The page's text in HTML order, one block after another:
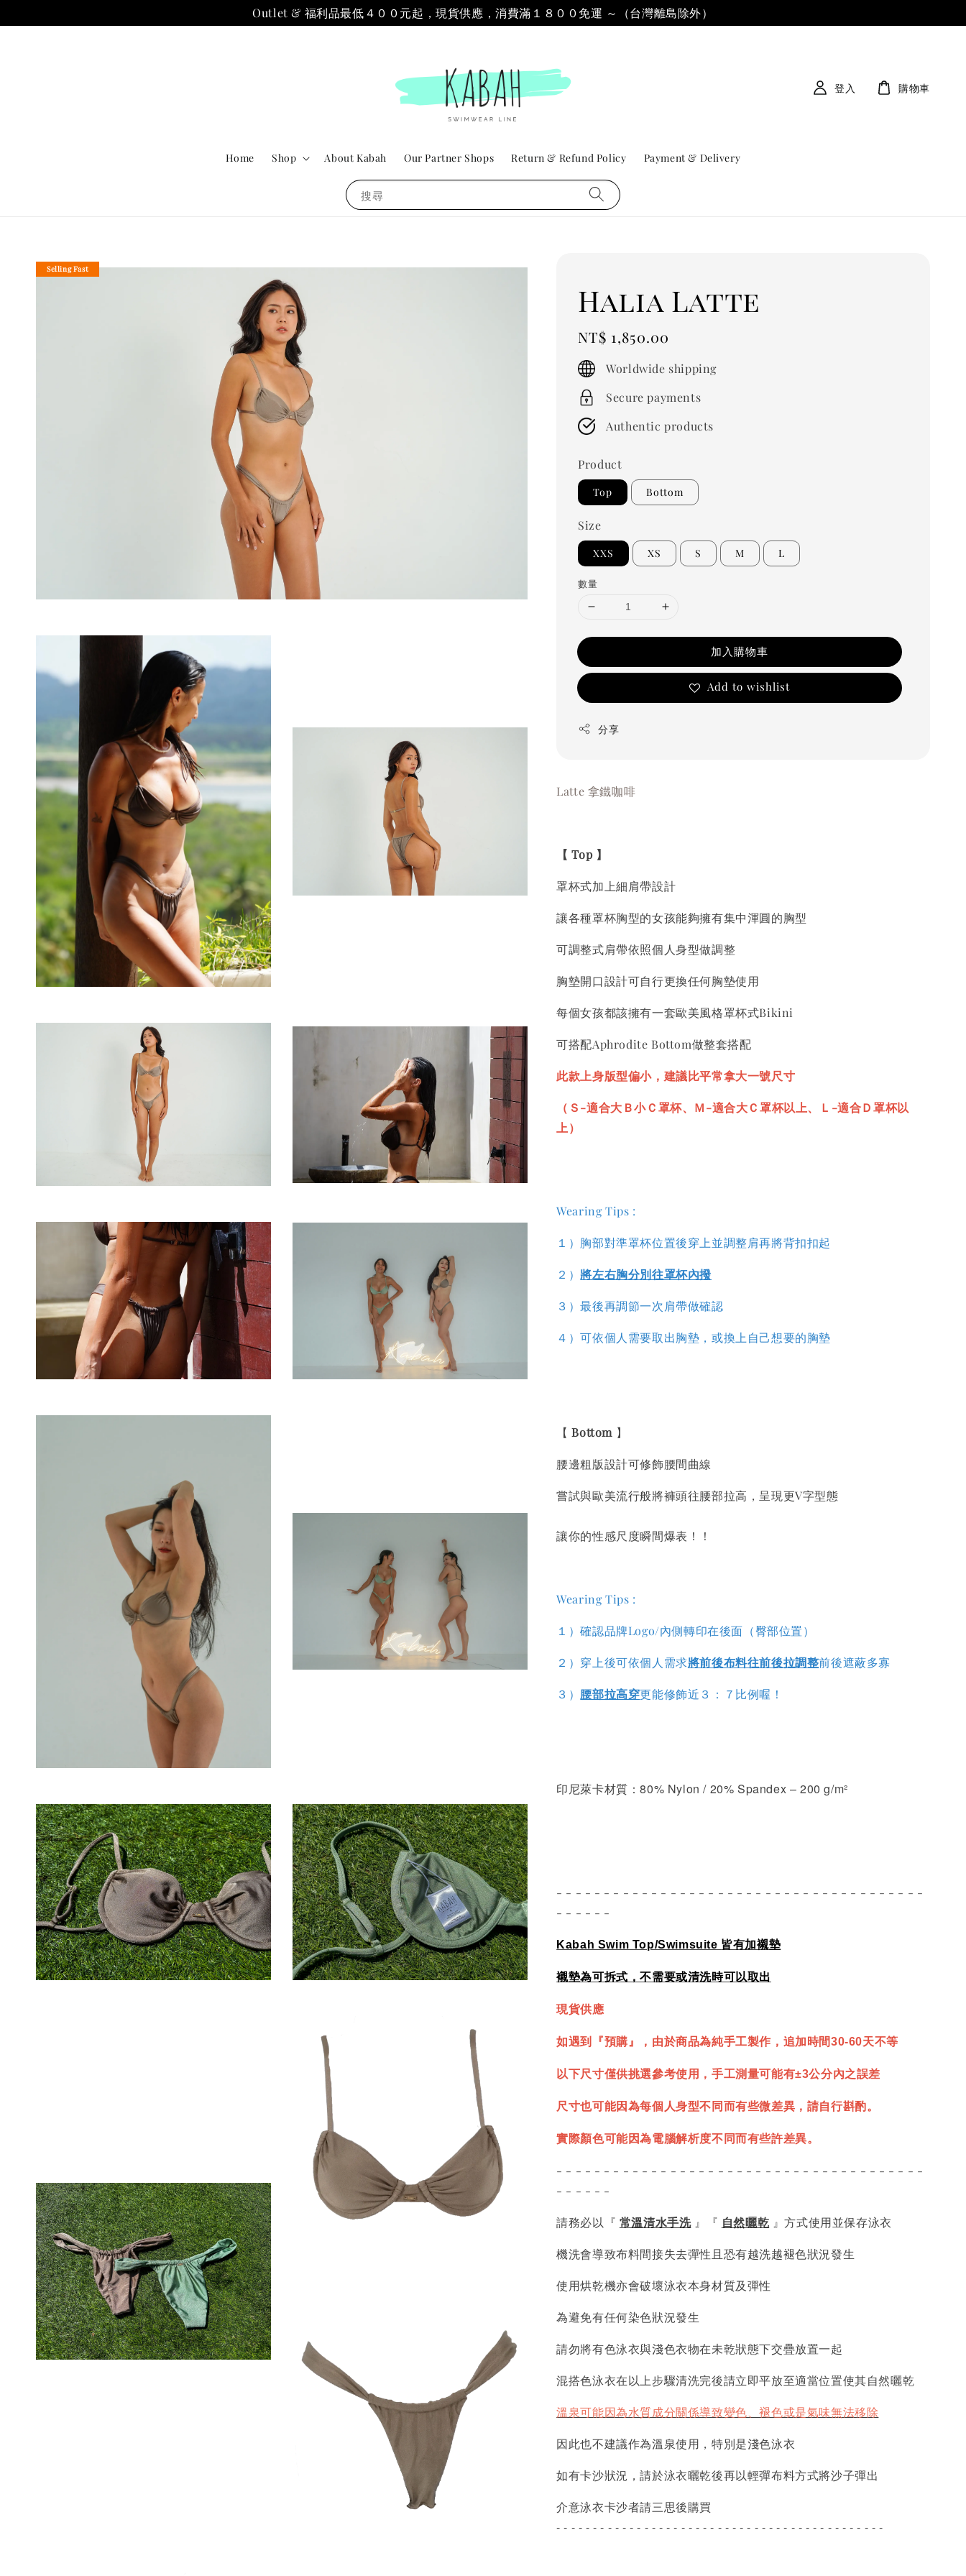
Outlet & 福利品最低４００元起，現貨供應，消費滿１８００免運 ～（台灣離島除外）
搜尋
Home Shop About Kabah Our Partner Shops Return & Refund Policy Payment & Delivery
登入 購物車
Selling Fast
Halia Latte
Regular
price
NT$ 1,850.00
Worldwide shipping
Secure payments
Authentic products
Product
Top Bottom
Size
XXS XS S M L
數量
加入購物車
Add to wishlist
分享
Latte 拿鐵咖啡
【 Top 】
罩杯式加上細肩帶設計
讓各種罩杯胸型的女孩能夠擁有集中渾圓的胸型
可調整式肩帶依照個人身型做調整
胸墊開口設計可自行更換任何胸墊使用
每個女孩都該擁有一套歐美風格罩杯式Bikini
可搭配Aphrodite Bottom做整套搭配
此款上身版型偏小，建議比平常拿大一號尺寸
（Ｓ-適合大Ｂ小Ｃ罩杯、Ｍ-適合大Ｃ罩杯以上、Ｌ-適合Ｄ罩杯以
上）
Wearing Tips :
１）胸部對準罩杯位置後穿上並調整肩再將背扣扣起
２）將左右胸分別往罩杯內撥
３）最後再調節一次肩帶做確認
４）可依個人需要取出胸墊，或換上自己想要的胸墊
【 Bottom 】
腰邊粗版設計可修飾腰間曲線
嘗試與歐美流行般將褲頭往腰部拉高，呈現更V字型態
讓你的性感尺度瞬間爆表！！
Wearing Tips :
１）確認品牌Logo/內側轉印在後面（臀部位置）
２）穿上後可依個人需求將前後布料往前後拉調整前後遮蔽多寡
３） 腰部拉高穿更能修飾近３：７比例喔！
印尼萊卡材質：80% Nylon / 20% Spandex – 200 g/m²
- - - - - - - - - - - - - - - - - - - - - - - - - - - - - - - - - - - - - - -
- - - - - -
Kabah Swim Top/Swimsuite 皆有加襯墊
襯墊為可拆式，不需要或清洗時可以取出
現貨供應
如遇到『預購』，由於商品為純手工製作，追加時間30-60天不等
以下尺寸僅供挑選參考使用，手工測量可能有±3公分內之誤差
尺寸也可能因為每個人身型不同而有些微差異，請自行斟酌。
實際顏色可能因為電腦解析度不同而有些許差異。
- - - - - - - - - - - - - - - - - - - - - - - - - - - - - - - - - - - - - - -
- - - - - -
請務必以『 常溫清水手洗』『 自然曬乾 』方式使用並保存泳衣
機洗會導致布料間接失去彈性且恐有越洗越褪色狀況發生
使用烘乾機亦會破壞泳衣本身材質及彈性
為避免有任何染色狀況發生
請勿將有色泳衣與淺色衣物在未乾狀態下交疊放置一起
混搭色泳衣在以上步驟清洗完後請立即平放至適當位置使其自然曬乾
溫泉可能因為水質成分關係導致變色、褪色或是氣味無法移除
因此也不建議作為溫泉使用，特別是淺色泳衣
如有卡沙狀況，請於泳衣曬乾後再以輕彈布料方式將沙子彈出
介意泳衣卡沙者請三思後購買
- - - - - - - - - - - - - - - - - - - - - - - - - - - - - - - - - - - - - - - - - - - - -